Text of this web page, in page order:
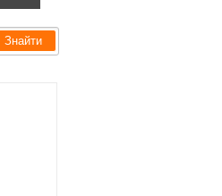
Знайти